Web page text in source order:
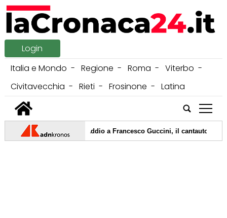
Login
Italia e Mondo
Regione Roma
Viterbo
Civitavecchia
Rieti Frosinone
Latina
tap
06/08/2026 - Addio a Francesco Guccini, il cantautore morto a 86